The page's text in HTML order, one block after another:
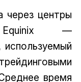
через центры
Equinix —
используемый
время